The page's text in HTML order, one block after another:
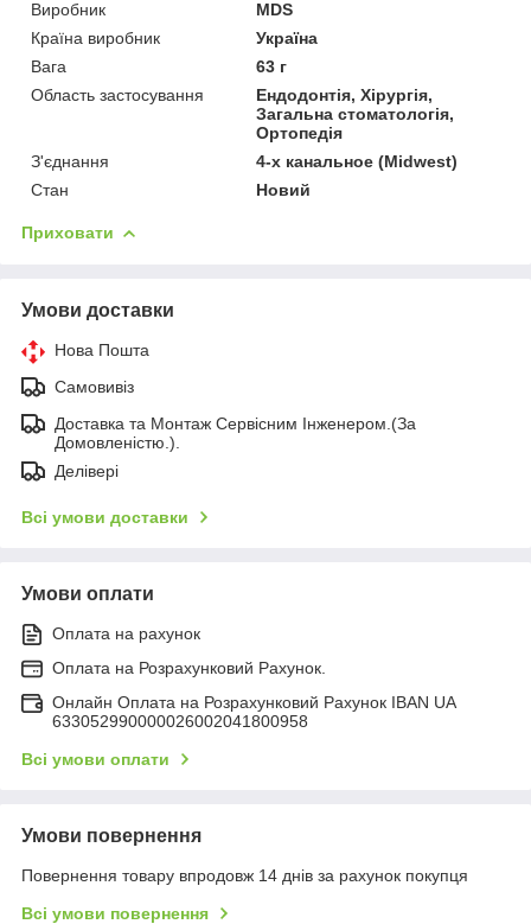
Виробник
MDS
Країна виробник
Україна
Вага
63 г
Область застосування
Ендодонтія, Хірургія,
Загальна стоматологія,
Ортопедія
З'єднання
4-х канальное (Midwest)
Стан
Новий
Приховати
Умови доставки
Нова Пошта
Самовивіз
Доставка та Монтаж Сервісним Інженером.(За
Домовленістю.).
Делівері
Всі умови доставки
Умови оплати
Оплата на рахунок
Оплата на Розрахунковий Рахунок.
Онлайн Оплата на Розрахунковий Рахунок IBAN UA
633052990000026002041800958
Всі умови оплати
Умови повернення
Повернення товару впродовж 14 днів за рахунок покупця
Всі умови повернення